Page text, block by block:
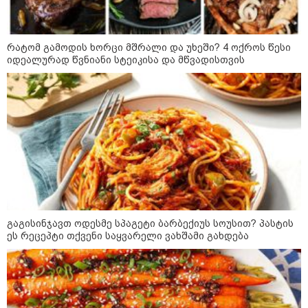
იპოვეს
კატეგორიის ყველა სიახლე
პაატა ზაქარეიშვილის მწვავე
პასუხი გიორგი ბარამიძის
სკანდალურ განცხადებაზე -
"ყველაფერი დეტალურად ვიცი...
კამანში მოკლული ქართველები მე
გადმოვასვენე... ბარამიძე კი
ტყუის"
აგვისტოს ომში, გორში
საბრძოლო ნათლობა მიღებული
რუსული „ისკანდერი“ დღეს კიევის
მთავარ კოშმარად იქცა
რატომ გამოდის ხორცი მშრალი და უხეში? 4 ოქროს წესი
იდეალურად წვნიანი სტეიკისა და მწვადისთვის
გაგისინჯავთ ოდესმე სპაგეტი ბარბექიუს სოუსით? პასტის
ეს რეცეპტი თქვენი საყვარელი ვახშამი გახდება